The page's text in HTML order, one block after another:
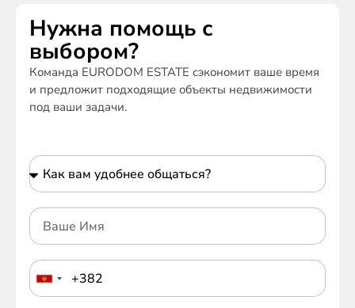
Нужна помощь с
выбором?
Команда EURODOM ESTATE сэкономит ваше время
и предложит подходящие объекты недвижимости
под ваши задачи.